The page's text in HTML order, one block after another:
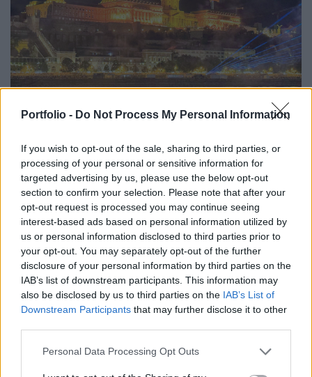
Portfolio - Do Not Process My Personal Information
If you wish to opt-out of the sale, sharing to third parties, or
processing of your personal or sensitive information for
targeted advertising by us, please use the below opt-out
section to confirm your selection. Please note that after your
opt-out request is processed you may continue seeing
interest-based ads based on personal information utilized by
us or personal information disclosed to third parties prior to
your opt-out. You may separately opt-out of the further
disclosure of your personal information by third parties on the
IAB’s list of downstream participants. This information may
also be disclosed by us to third parties on the IAB’s List of
Downstream Participants that may further disclose it to other
Personal Data Processing Opt Outs
Leváltották a kommunikációs hivatal, és az
állami rendezvényszervező ügynökség
vezetőit
Azt egyelőre nem tudni, kik lesznek az ideiglenes vezetők.